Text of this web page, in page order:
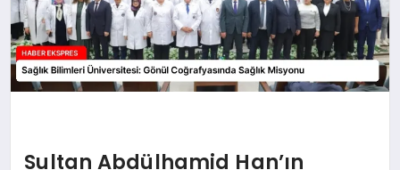
Sultan Abdülhamid Han’ın